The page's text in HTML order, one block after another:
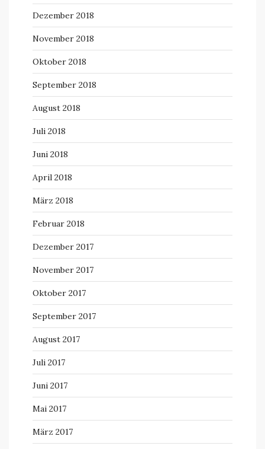
Dezember 2018
November 2018
Oktober 2018
September 2018
August 2018
Juli 2018
Juni 2018
April 2018
März 2018
Februar 2018
Dezember 2017
November 2017
Oktober 2017
September 2017
August 2017
Juli 2017
Juni 2017
Mai 2017
März 2017